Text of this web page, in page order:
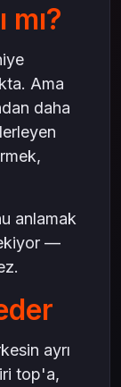
Ama
daha
anlamak
—
ayrı
top'a,